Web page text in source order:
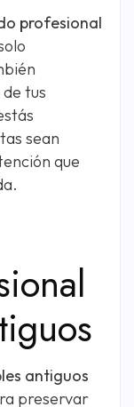
profesional
tus
sean
que
antiguos
preservar